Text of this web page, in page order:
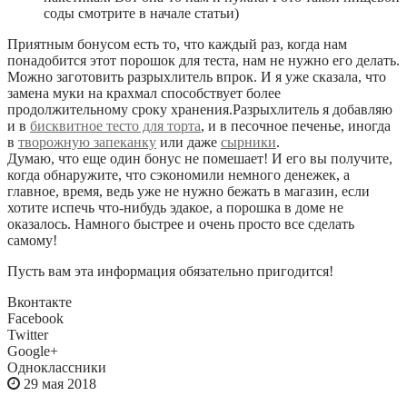
соды смотрите в начале статьи)
Приятным бонусом есть то, что каждый раз, когда нам
понадобится этот порошок для теста, нам не нужно его делать.
Можно заготовить разрыхлитель впрок. И я уже сказала, что
замена муки на крахмал способствует более
продолжительному сроку хранения.Разрыхлитель я добавляю
и в бисквитное тесто для торта, и в песочное печенье, иногда
в творожную запеканку или даже сырники.
Думаю, что еще один бонус не помешает! И его вы получите,
когда обнаружите, что сэкономили немного денежек, а
главное, время, ведь уже не нужно бежать в магазин, если
хотите испечь что-нибудь эдакое, а порошка в доме не
оказалось. Намного быстрее и очень просто все сделать
самому!
Пусть вам эта информация обязательно пригодится!
Вконтакте
Facebook
Twitter
Google+
Одноклассники
29 мая 2018